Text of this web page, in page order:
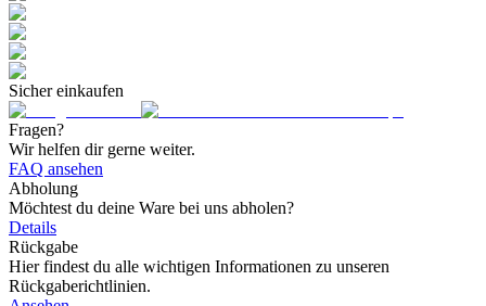
Sicher einkaufen
Fragen?
Wir helfen dir gerne weiter.
FAQ ansehen
Abholung
Möchtest du deine Ware bei uns abholen?
Details
Rückgabe
Hier findest du alle wichtigen Informationen zu unseren
Rückgaberichtlinien.